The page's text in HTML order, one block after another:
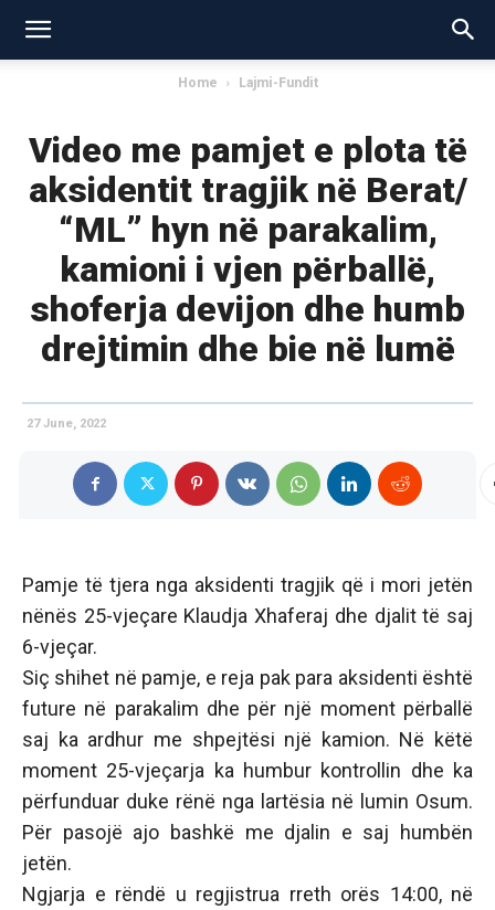
Home Lajmi-Fundit
Video me pamjet e plota të
aksidentit tragjik në Berat/
“ML” hyn në parakalim,
kamioni i vjen përballë,
shoferja devijon dhe humb
drejtimin dhe bie në lumë
27 June, 2022
Pamje të tjera nga aksidenti tragjik që i mori jetën
nënës 25-vjeçare Klaudja Xhaferaj dhe djalit të saj
6-vjeçar.
Siç shihet në pamje, e reja pak para aksidenti është
future në parakalim dhe për një moment përballë
saj ka ardhur me shpejtësi një kamion. Në këtë
moment 25-vjeçarja ka humbur kontrollin dhe ka
përfunduar duke rënë nga lartësia në lumin Osum.
Për pasojë ajo bashkë me djalin e saj humbën
jetën.
Ngjarja e rëndë u regjistrua rreth orës 14:00, në